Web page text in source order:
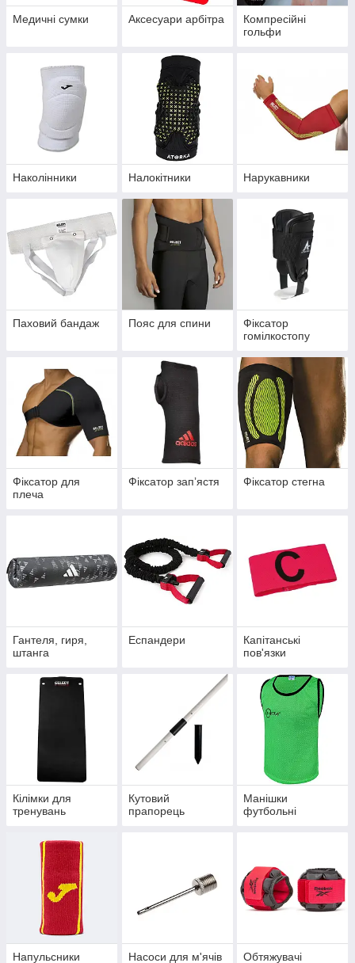
Медичні сумки Аксесуари арбітра
Компресійні
гольфи
Наколінники Налокітники Нарукавники
Паховий бандаж Пояс для спини
Фіксатор
гомілкостопу
Фіксатор для
плеча
Фіксатор запʼястя Фіксатор стегна
Гантеля, гиря,
штанга
Еспандери
Капітанські
пов'язки
Кілімки для
тренувань
Кутовий
прапорець
Манішки
футбольні
Напульсники Насоси для м'ячів Обтяжувачі